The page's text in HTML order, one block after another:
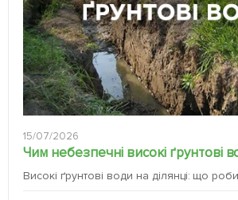
15/07/2026
Чим небезпечні високі ґрунтові
Високі ґрунтові води на ділянці: що